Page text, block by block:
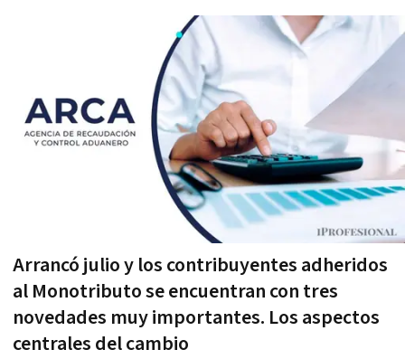
Arrancó julio y los contribuyentes adheridos
al Monotributo se encuentran con tres
novedades muy importantes. Los aspectos
centrales del cambio